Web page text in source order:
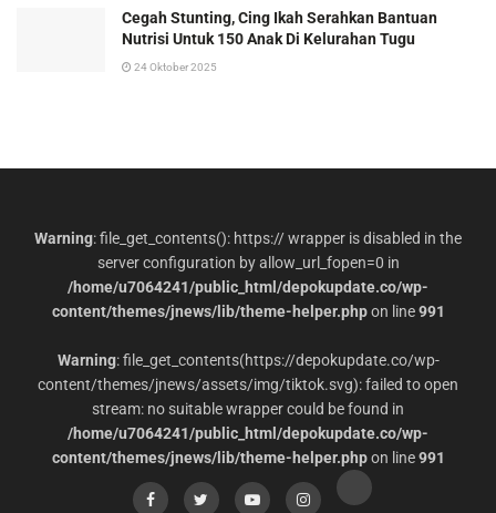
Cegah Stunting, Cing Ikah Serahkan Bantuan
Nutrisi Untuk 150 Anak Di Kelurahan Tugu
24 Oktober 2025
Warning: file_get_contents(): https:// wrapper is disabled in the
server configuration by allow_url_fopen=0 in
/home/u7064241/public_html/depokupdate.co/wp-
content/themes/jnews/lib/theme-helper.phpon line991
Warning: file_get_contents(https://depokupdate.co/wp-
content/themes/jnews/assets/img/tiktok.svg): failed to open
stream: no suitable wrapper could be found in
/home/u7064241/public_html/depokupdate.co/wp-
content/themes/jnews/lib/theme-helper.phpon line991